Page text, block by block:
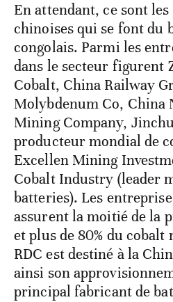
En attendant, ce sont
chinoises qui se font du
congolais. Parmi les
dans le secteur figurent
Cobalt, China Railway
Molybdenum Co, China
Mining Company,
producteur mondial de
Excellen Mining
Cobalt Industry (leader
batteries). Les
assurent la moitié de la
et plus de 80% du
RDC est destiné à la
ainsi son
principal fabricant de